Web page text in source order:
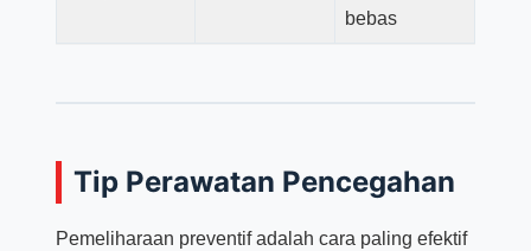
bebas
Tip Perawatan Pencegahan
Pemeliharaan preventif adalah cara paling efektif